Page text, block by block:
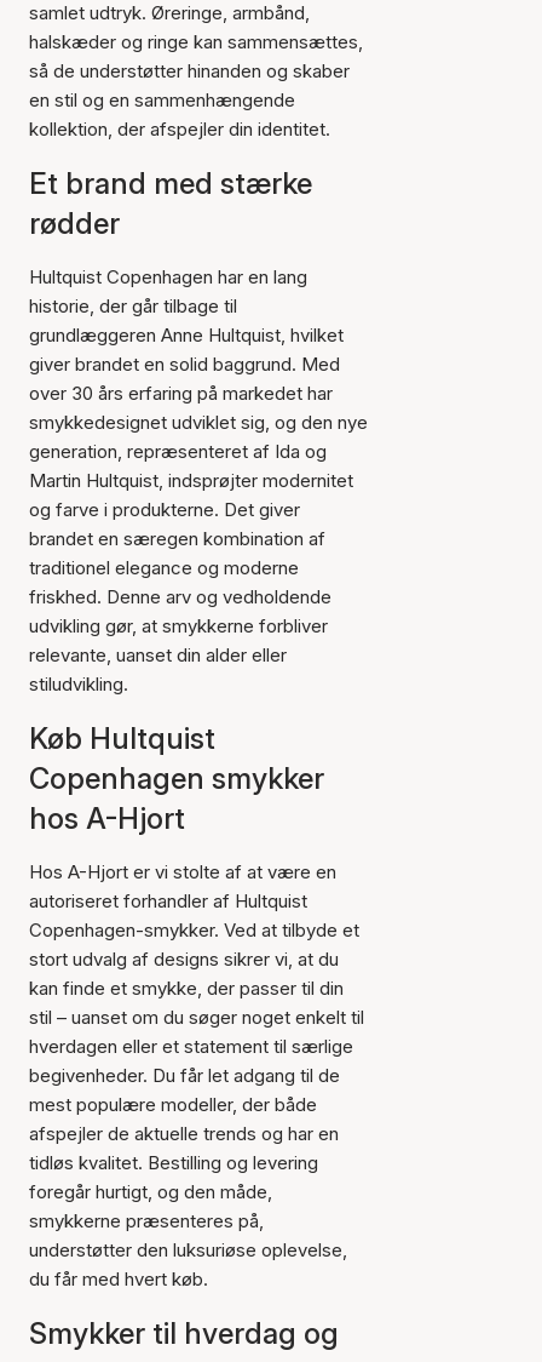
samlet udtryk. Øreringe, armbånd,
halskæder og ringe kan sammensættes,
så de understøtter hinanden og skaber
en stil og en sammenhængende
kollektion, der afspejler din identitet.
Et brand med stærke
rødder
Hultquist Copenhagen har en lang
historie, der går tilbage til
grundlæggeren Anne Hultquist, hvilket
giver brandet en solid baggrund. Med
over 30 års erfaring på markedet har
smykkedesignet udviklet sig, og den nye
generation, repræsenteret af Ida og
Martin Hultquist, indsprøjter modernitet
og farve i produkterne. Det giver
brandet en særegen kombination af
traditionel elegance og moderne
friskhed. Denne arv og vedholdende
udvikling gør, at smykkerne forbliver
relevante, uanset din alder eller
stiludvikling.
Køb Hultquist
Copenhagen smykker
hos A-Hjort
Hos A-Hjort er vi stolte af at være en
autoriseret forhandler af Hultquist
Copenhagen-smykker. Ved at tilbyde et
stort udvalg af designs sikrer vi, at du
kan finde et smykke, der passer til din
stil – uanset om du søger noget enkelt til
hverdagen eller et statement til særlige
begivenheder. Du får let adgang til de
mest populære modeller, der både
afspejler de aktuelle trends og har en
tidløs kvalitet. Bestilling og levering
foregår hurtigt, og den måde,
smykkerne præsenteres på,
understøtter den luksuriøse oplevelse,
du får med hvert køb.
Smykker til hverdag og